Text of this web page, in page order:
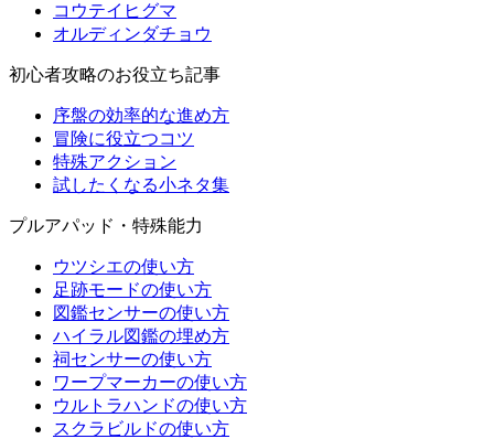
コウテイヒグマ
オルディンダチョウ
初心者攻略のお役立ち記事
序盤の効率的な進め方
冒険に役立つコツ
特殊アクション
試したくなる小ネタ集
プルアパッド・特殊能力
ウツシエの使い方
足跡モードの使い方
図鑑センサーの使い方
ハイラル図鑑の埋め方
祠センサーの使い方
ワープマーカーの使い方
ウルトラハンドの使い方
スクラビルドの使い方